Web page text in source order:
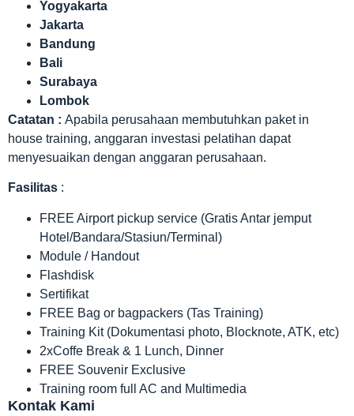
Yogyakarta
Jakarta
Bandung
Bali
Surabaya
Lombok
Catatan : Apabila perusahaan membutuhkan paket in
house training, anggaran investasi pelatihan dapat
menyesuaikan dengan anggaran perusahaan.
Fasilitas :
FREE Airport pickup service (Gratis Antar jemput
Hotel/Bandara/Stasiun/Terminal)
Module / Handout
Flashdisk
Sertifikat
FREE Bag or bagpackers (Tas Training)
Training Kit (Dokumentasi photo, Blocknote, ATK, etc)
2xCoffe Break & 1 Lunch, Dinner
FREE Souvenir Exclusive
Training room full AC and Multimedia
Kontak Kami